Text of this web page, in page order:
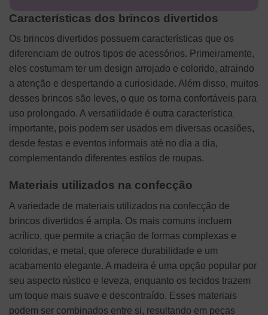
Características dos brincos divertidos
Os brincos divertidos possuem características que os
diferenciam de outros tipos de acessórios. Primeiramente,
eles costumam ter um design arrojado e colorido, atraindo
a atenção e despertando a curiosidade. Além disso, muitos
desses brincos são leves, o que os torna confortáveis para
uso prolongado. A versatilidade é outra característica
importante, pois podem ser usados em diversas ocasiões,
desde festas e eventos informais até no dia a dia,
complementando diferentes estilos de roupas.
Materiais utilizados na confecção
A variedade de materiais utilizados na confecção de
brincos divertidos é ampla. Os mais comuns incluem
acrílico, que permite a criação de formas complexas e
coloridas, e metal, que oferece durabilidade e um
acabamento elegante. A madeira é uma opção popular por
seu aspecto rústico e leveza, enquanto os tecidos trazem
um toque mais suave e descontraído. Esses materiais
podem ser combinados entre si, resultando em peças